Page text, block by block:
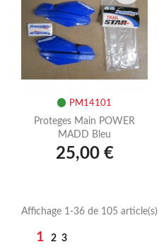
PM14101
Proteges Main POWER
MADD Bleu
25,00 €
Affichage 1-36 de 105 article(s)
1 2 3